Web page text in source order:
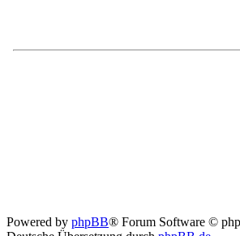
Powered by phpBB® Forum Software ©